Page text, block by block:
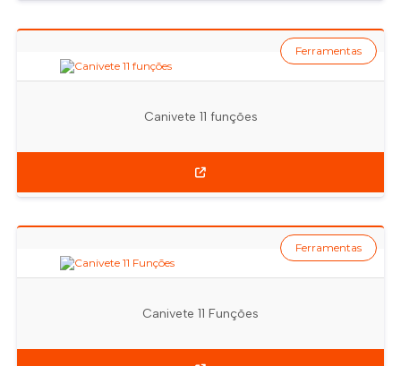
Canivete 11 funções
Ferramentas
Canivete 11 Funções
Ferramentas